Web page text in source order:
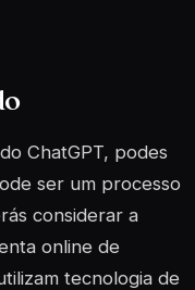
ChatGPT, podes
ser um processo
considerar a
online de
tecnologia de